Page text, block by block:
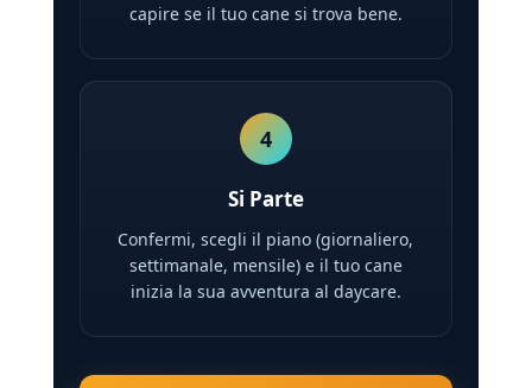
capire se il tuo cane si trova bene.
4
Si Parte
Confermi, scegli il piano (giornaliero,
settimanale, mensile) e il tuo cane
inizia la sua avventura al daycare.